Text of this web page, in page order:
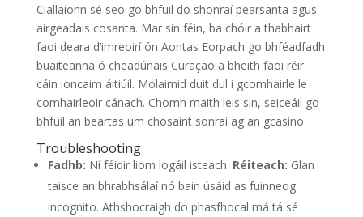
Ciallaíonn sé seo go bhfuil do shonraí pearsanta agus
airgeadais cosanta. Mar sin féin, ba chóir a thabhairt
faoi deara d’imreoirí ón Aontas Eorpach go bhféadfadh
buaiteanna ó cheadúnais Curaçao a bheith faoi réir
cáin ioncaim áitiúil. Molaimid duit dul i gcomhairle le
comhairleoir cánach. Chomh maith leis sin, seiceáil go
bhfuil an beartas um chosaint sonraí ag an gcasino.
Troubleshooting
Fadhb: Ní féidir liom logáil isteach. Réiteach: Glan
taisce an bhrabhsálaí nó bain úsáid as fuinneog
incognito. Athshocraigh do phasfhocal má tá sé